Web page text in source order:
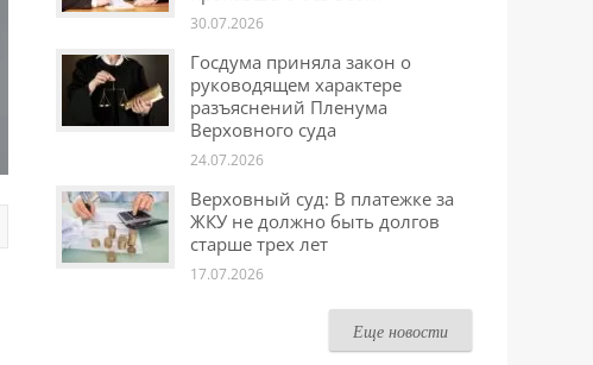
30.07.2026
Госдума приняла закон о
руководящем характере
разъяснений Пленума
Верховного суда
24.07.2026
Верховный суд: В платежке за
ЖКУ не должно быть долгов
старше трех лет
17.07.2026
Еще новости